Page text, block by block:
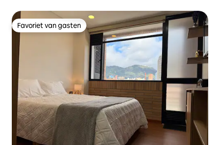
Favoriet van gasten
Favoriet van gasten